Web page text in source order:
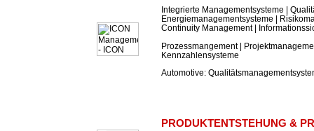
Integrierte Managementsysteme |
Energiemanagementsysteme |
Continuity Management |
Prozessmangement |
Kennzahlensysteme
Automotive:
PRODUKTENTSTEHUNG &